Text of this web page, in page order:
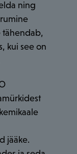
ning
tähendab,
kui see on
jääke.